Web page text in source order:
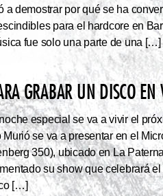
a demostrar por qué se ha
para el hardcore en
fue solo una parte de una […]
GRABAR UN DISCO EN
especial se va a vivir el
Murió se va a presentar en el
350), ubicado en La
su show que celebrará
[…]